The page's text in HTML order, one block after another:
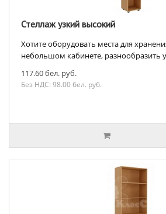
Стеллаж узкий высокий
Хотите оборудовать места для
небольшом кабинете, разнообразить
117.60 бел. руб.
Без НДС: 98.00 бел. руб.